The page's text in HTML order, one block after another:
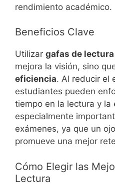
rendimiento académico.
Beneficios Clave
Utilizar gafas de
mejora la visión, sino
eficiencia. Al reducir el
estudiantes pueden
tiempo en la lectura y la
especialmente
exámenes, ya que un
promueve una mejor
Cómo Elegir las
Lectura